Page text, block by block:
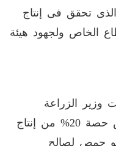
تحقق فى إنتاج
الخاص ولجهود هيئة
وزير الزراعة
واستصلاح الأراضي على تخصيص حصة 20% من إنتاج
حمص لصالح